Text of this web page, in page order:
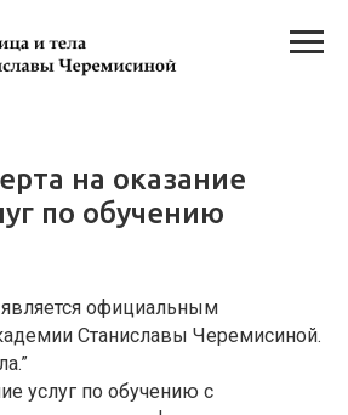
на оказание
по обучению
официальным
Станиславы Черемисиной.
услуг по обучению с